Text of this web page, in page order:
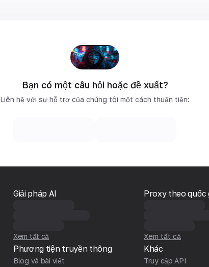
Bạn có một câu hỏi hoặc đề xuất?
Liên hệ với sự hỗ trợ của chúng tôi một cách thuận tiện:
Giải pháp AI
Xem tất cả
Phương tiện truyền thông
Blog và bài viết
Proxy theo quốc
Xem tất cả
Khác
Truy cập API